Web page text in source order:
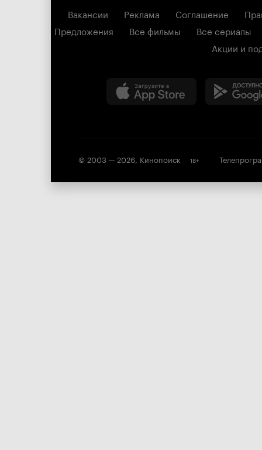
Вакансии Реклама Соглашение
Предложения
Все фильмы
Все сериалы
Акции и
© 2003 — 2026, Кинопоиск 18+